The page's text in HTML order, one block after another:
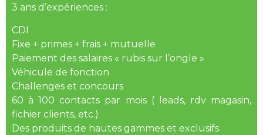
3 ans d’expériences :
CDI
Fixe + primes + frais + mutuelle
Paiement des salaires « rubis sur l’ongle »
Véhicule de fonction
Challenges et concours
60 à 100 contacts par mois ( leads, rdv magasin,
fichier clients, etc.)
Des produits de hautes gammes et exclusifs